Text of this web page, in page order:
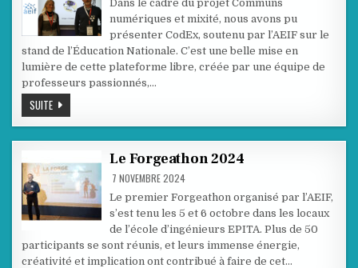
FORGE
2025 »
Dans le cadre du projet Communs
numériques et mixité, nous avons pu
présenter CodEx, soutenu par l’AEIF sur le
stand de l’Éducation Nationale. C’est une belle mise en
lumière de cette plateforme libre, créée par une équipe de
professeurs passionnés,…
SUITEL’AEIF
ET
CODEX
EDUCATECH
Le Forgeathon 2024
7 NOVEMBRE 2024
Le premier Forgeathon organisé par l’AEIF,
s’est tenu les 5 et 6 octobre dans les locaux
de l’école d’ingénieurs EPITA. Plus de 50
participants se sont réunis, et leurs immense énergie,
créativité et implication ont contribué à faire de cet…